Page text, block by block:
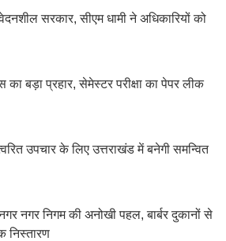
सरकार, सीएम धामी ने अधिकारियों को
बड़ा प्रहार, सेमेस्टर परीक्षा का पेपर लीक
उपचार के लिए उत्तराखंड में बनेगी समन्वित
नगर निगम की अनोखी पहल, बार्बर दुकानों से
निस्तारण